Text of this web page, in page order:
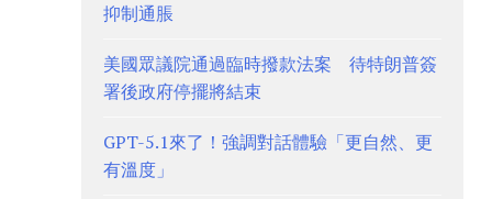
抑制通脹
美國眾議院通過臨時撥款法案 待特朗普簽
署後政府停擺將結束
GPT-5.1來了！強調對話體驗「更自然、更
有溫度」